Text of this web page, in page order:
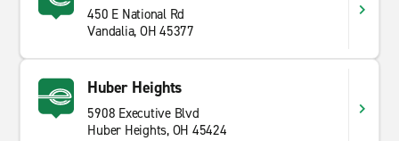
450 E National Rd
Vandalia, OH 45377
Huber Heights
5908 Executive Blvd
Huber Heights, OH 45424